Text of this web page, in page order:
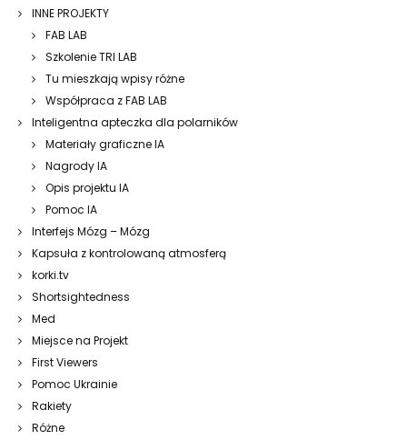
INNE PROJEKTY
FAB LAB
Szkolenie TRI LAB
Tu mieszkają wpisy różne
Współpraca z FAB LAB
Inteligentna apteczka dla polarników
Materiały graficzne IA
Nagrody IA
Opis projektu IA
Pomoc IA
Interfejs Mózg – Mózg
Kapsuła z kontrolowaną atmosferą
korki.tv
Shortsightedness
Med
Miejsce na Projekt
First Viewers
Pomoc Ukrainie
Rakiety
Różne